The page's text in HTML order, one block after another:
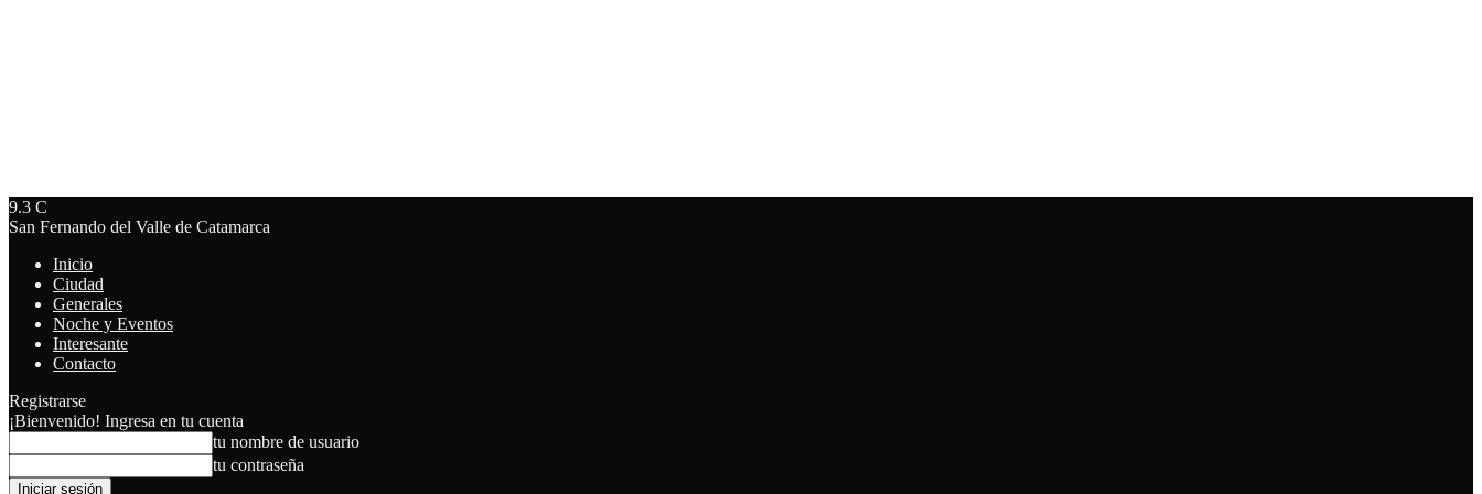
9.3 C
San Fernando del Valle de Catamarca
Inicio
Ciudad
Generales
Noche y Eventos
Interesante
Contacto
Registrarse
¡Bienvenido! Ingresa en tu cuenta
tu nombre de usuario
tu contraseña